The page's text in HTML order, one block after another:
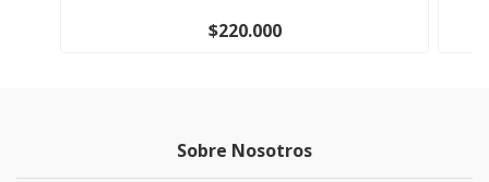
$220.000
Sobre Nosotros